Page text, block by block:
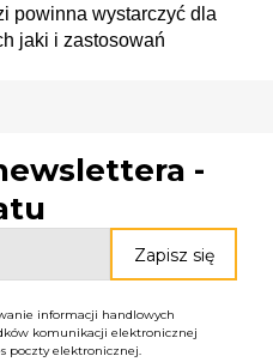
powinna wystarczyć dla
jaki i zastosowań
-
informacji handlowych
komunikacji elektronicznej
poczty elektronicznej.